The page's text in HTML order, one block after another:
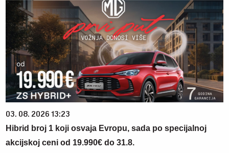
03. 08. 2026 13:23
Hibrid broj 1 koji osvaja Evropu, sada po specijalnoj
akcijskoj ceni od 19.990€ do 31.8.